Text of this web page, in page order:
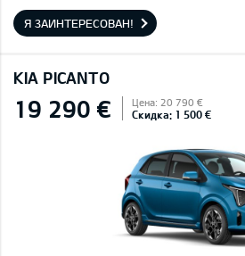
Я ЗАИНТЕРЕСОВАН!
KIA PICANTO
19 290 € Цена: 20 790 €
Скидка: 1 500 €